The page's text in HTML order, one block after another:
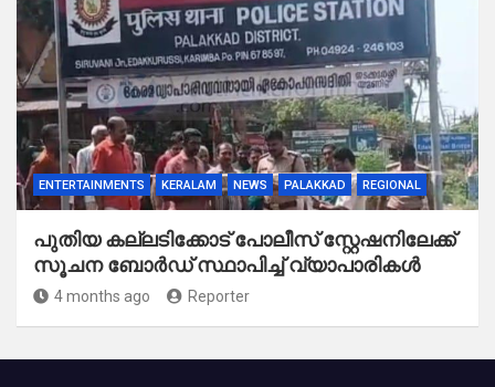
ENTERTAINMENTS KERALAM NEWS PALAKKAD REGIONAL
പുതിയ കല്ലടിക്കോട് പോലീസ് സ്റ്റേഷനിലേക്ക്
സൂചന ബോർഡ് സ്ഥാപിച്ച് വ്യാപാരികൾ
4 months ago Reporter